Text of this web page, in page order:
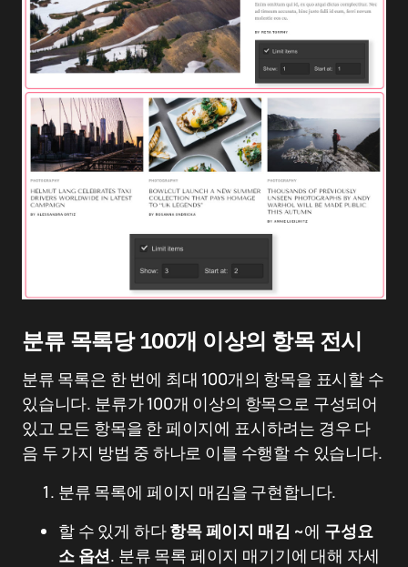
분류 목록당 100개 이상의 항목 전시
분류 목록은 한 번에 최대 100개의 항목을 표시할 수
있습니다. 분류가 100개 이상의 항목으로 구성되어
있고 모든 항목을 한 페이지에 표시하려는 경우 다
음 두 가지 방법 중 하나로 이를 수행할 수 있습니다.
분류 목록에 페이지 매김을 구현합니다.
할 수 있게 하다항목 페이지 매김 ~에 구성요
소 옵션. 분류 목록 페이지 매기기에 대해 자세